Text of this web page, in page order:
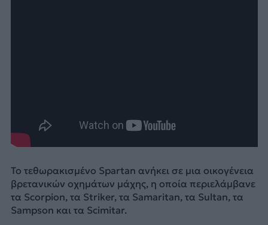
Το τεθωρακισμένο Spartan ανήκει σε μια οικογένεια
βρετανικών οχημάτων μάχης, η οποία περιελάμβανε
τα Scorpion, τα Striker, τα Samaritan, τα Sultan, τα
Sampson και τα Scimitar.